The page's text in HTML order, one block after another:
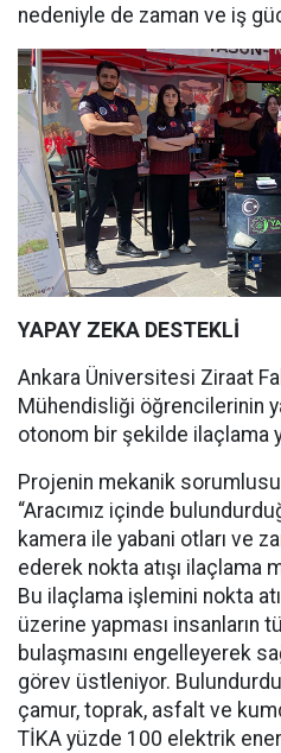
nedeniyle de zaman ve iş
YAPAY ZEKA DESTEKLİ
Ankara Üniversitesi Ziraat
Mühendisliği öğrencilerinin
otonom bir şekilde ilaçlama
Projenin mekanik
“Aracımız içinde
kamera ile yabani otları ve
ederek nokta atışı ilaçlama
Bu ilaçlama işlemini nokta
üzerine yapması insanların
bulaşmasını engelleyerek
görev üstleniyor.
çamur, toprak, asfalt ve
TİKA yüzde 100 elektrik